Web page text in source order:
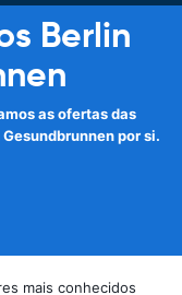
Berlin
as ofertas das
por si.
mais conhecidos